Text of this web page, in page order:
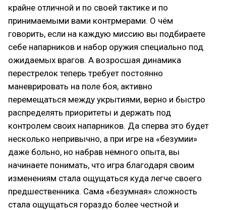
крайне отличной и по своей тактике и по
принимаемыми вами контрмерами. О чём
говорить, если на каждую миссию вы подбираете
себе напарников и набор оружия специально под
ожидаемых врагов. А возросшая динамика
перестрелок теперь требует постоянно
маневрировать на поле боя, активно
перемещаться между укрытиями, верно и быстро
распределять приоритеты и держать под
контролем своих напарников. Да сперва это будет
несколько непривычно, а при игре на «безумии»
даже больно, но набрав немного опыта, вы
начинаете понимать, что игра благодаря своим
изменениям стала ощущаться куда легче своего
предшественника. Сама «безумная» сложность
стала ощущаться гораздо более честной и